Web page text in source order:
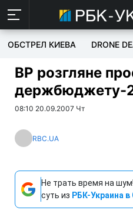
ОБСТРЕЛ КИЕВА DRONE
ВР розгляне
держбюджету-
08:10 20.09.2007 Чт
RBC.UA
Не трать время на
суть из РБК-Украина в